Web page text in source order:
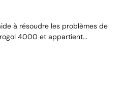
à résoudre les problèmes de
4000 et appartient...